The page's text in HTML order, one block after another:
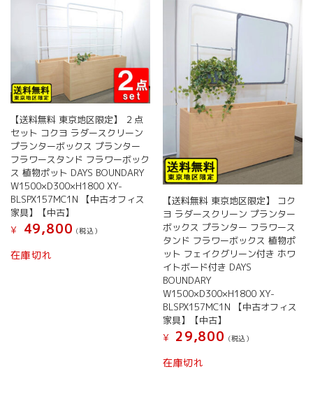
【送料無料 東京地区限定】 ２点
セット コクヨ ラダースクリーン
プランターボックス プランター
フラワースタンド フラワーボック
ス 植物ポット DAYS BOUNDARY
W1500×D300×H1800 XY-
BLSPX157MC1N 【中古オフィス
家具】【中古】
¥
49,800 (税込）
在庫切れ
【送料無料 東京地区限定】 コク
ヨ ラダースクリーン プランター
ボックス プランター フラワース
タンド フラワーボックス 植物ポ
ット フェイクグリーン付き ホワ
イトボード付き DAYS
BOUNDARY
W1500×D300×H1800 XY-
BLSPX157MC1N 【中古オフィス
家具】【中古】
¥ 29,800 (税込）
在庫切れ